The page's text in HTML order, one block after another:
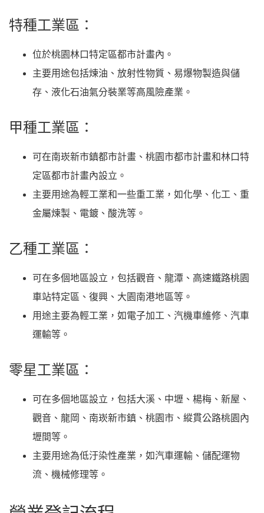
特種工業區：
位於桃園林口特定區都市計畫內。
主要用途包括煉油、放射性物質、易爆物製造與儲
存、液化石油氣分裝業等高風險產業。
甲種工業區：
可在南崁新市鎮都市計畫、桃園市都市計畫和林口特
定區都市計畫內設立。
主要用途為輕工業和一些重工業，如化學、化工、重
金屬煉製、電鍍、酸洗等。
乙種工業區：
可在多個地區設立，包括觀音、龍潭、高速鐵路桃園
車站特定區、復興、大園南港地區等。
用途主要為輕工業，如電子加工、汽機車維修、汽車
運輸等。
零星工業區：
可在多個地區設立，包括大溪、中壢、楊梅、新屋、
觀音、龍岡、南崁新市鎮、桃園市、縱貫公路桃園內
壢間等。
主要用途為低汙染性產業，如汽車運輸、儲配運物
流、機械修理等。